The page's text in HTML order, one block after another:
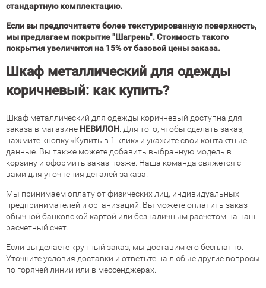
стандартную комплектацию.
Если вы предпочитаете более текстурированную поверхность,
мы предлагаем покрытие "Шагрень". Стоимость такого
покрытия увеличится на 15% от базовой цены заказа.
Шкаф металлический для одежды
коричневый: как купить?
Шкаф металлический для одежды коричневый доступна для
заказа в магазине НЕВИЛОН . Для того, чтобы сделать заказ,
нажмите кнопку «Купить в 1 клик» и укажите свои контактные
данные. Вы также можете добавить выбранную модель в
корзину и оформить заказ позже. Наша команда свяжется с
вами для уточнения деталей заказа.
Мы принимаем оплату от физических лиц, индивидуальных
предпринимателей и организаций. Вы можете оплатить заказ
обычной банковской картой или безналичным расчетом на наш
расчетный счет.
Если вы делаете крупный заказ, мы доставим его бесплатно.
Уточните условия доставки и ответьте на любые другие вопросы
по горячей линии или в мессенджерах.